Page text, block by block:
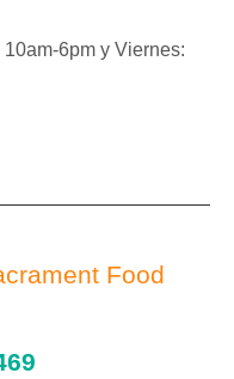
10am-6pm y Viernes:
Food